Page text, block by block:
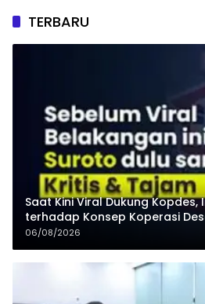
TERBARU
Saat Kini Viral Dukung Kopdes,
terhadap Konsep Koperasi
06/08/2026